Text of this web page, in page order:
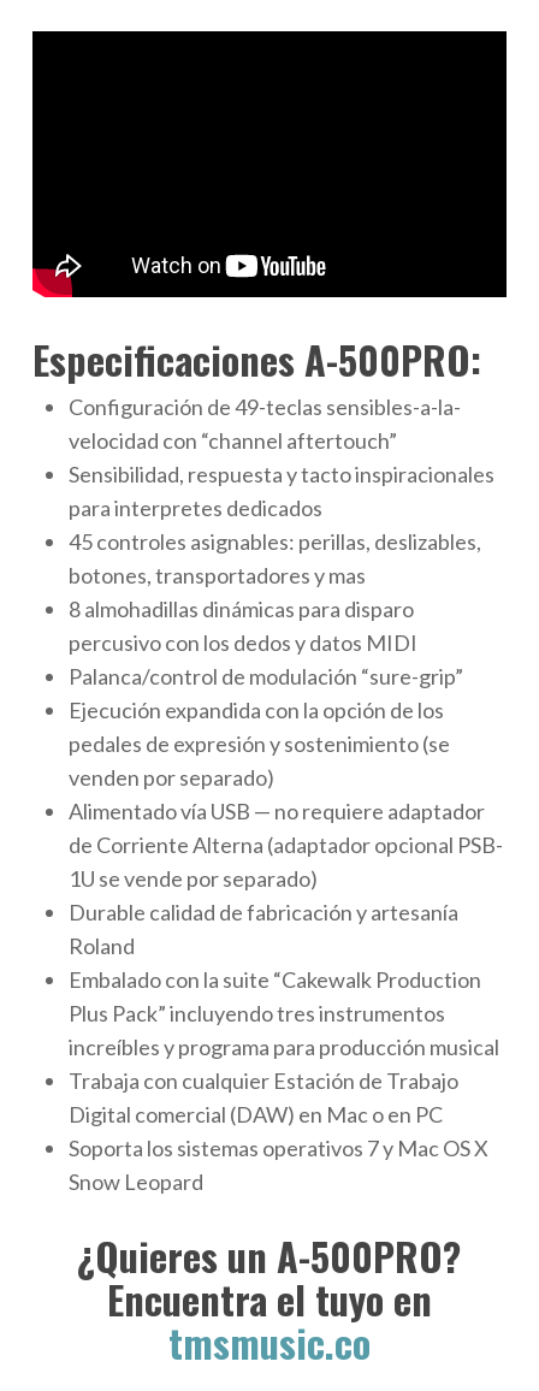
Especificaciones A-500PRO:
Configuración de 49-teclas sensibles-a-la-
velocidad con “channel aftertouch”
Sensibilidad, respuesta y tacto inspiracionales
para interpretes dedicados
45 controles asignables: perillas, deslizables,
botones, transportadores y mas
8 almohadillas dinámicas para disparo
percusivo con los dedos y datos MIDI
Palanca/control de modulación “sure-grip”
Ejecución expandida con la opción de los
pedales de expresión y sostenimiento (se
venden por separado)
Alimentado vía USB — no requiere adaptador
de Corriente Alterna (adaptador opcional PSB-
1U se vende por separado)
Durable calidad de fabricación y artesanía
Roland
Embalado con la suite “Cakewalk Production
Plus Pack” incluyendo tres instrumentos
increíbles y programa para producción musical
Trabaja con cualquier Estación de Trabajo
Digital comercial (DAW) en Mac o en PC
Soporta los sistemas operativos 7 y Mac OS X
Snow Leopard
¿Quieres un A-500PRO?
Encuentra el tuyo en
tmsmusic.co